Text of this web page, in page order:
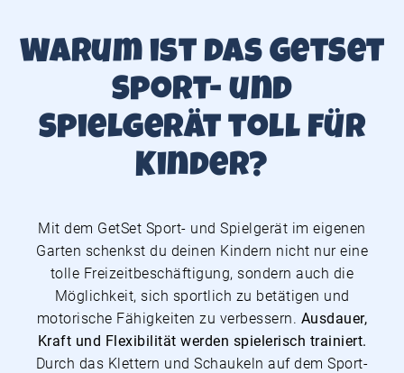
Warum ist das GetSet
Sport- und
Spielgerät toll für
Kinder?
Mit dem GetSet Sport- und Spielgerät im eigenen
Garten schenkst du deinen Kindern nicht nur eine
tolle Freizeitbeschäftigung, sondern auch die
Möglichkeit, sich sportlich zu betätigen und
motorische Fähigkeiten zu verbessern. Ausdauer,
Kraft und Flexibilität werden spielerisch trainiert.
Durch das Klettern und Schaukeln auf dem Sport-